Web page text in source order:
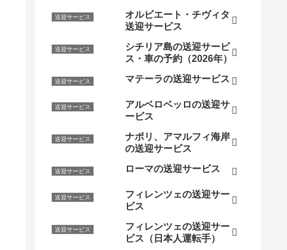
送迎サービス
オルビエート・チヴィタ
送迎サービス
送迎サービス
シチリア島の送迎サービ
ス・車の予約（2026年）
送迎サービス マテーラの送迎サービス
送迎サービス
アルベロベッロの送迎サ
ービス
送迎サービス
ナポリ、アマルフィ海岸
の送迎サービス
送迎サービス ローマの送迎サービス
送迎サービス
フィレンツェの送迎サー
ビス
送迎サービス
フィレンツェの送迎サー
ビス（日本人運転手）